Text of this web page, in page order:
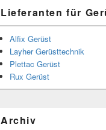
Lieferanten für
Alfix Gerüst
Layher Gerüsttechnik
Plettac Gerüst
Rux Gerüst
Archiv